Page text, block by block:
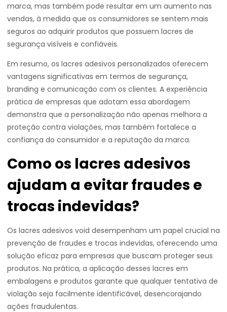
marca, mas também pode resultar em um aumento nas
vendas, à medida que os consumidores se sentem mais
seguros ao adquirir produtos que possuem lacres de
segurança visíveis e confiáveis.
Em resumo, os lacres adesivos personalizados oferecem
vantagens significativas em termos de segurança,
branding e comunicação com os clientes. A experiência
prática de empresas que adotam essa abordagem
demonstra que a personalização não apenas melhora a
proteção contra violações, mas também fortalece a
confiança do consumidor e a reputação da marca.
Como os lacres adesivos
ajudam a evitar fraudes e
trocas indevidas?
Os lacres adesivos void desempenham um papel crucial na
prevenção de fraudes e trocas indevidas, oferecendo uma
solução eficaz para empresas que buscam proteger seus
produtos. Na prática, a aplicação desses lacres em
embalagens e produtos garante que qualquer tentativa de
violação seja facilmente identificável, desencorajando
ações fraudulentas.